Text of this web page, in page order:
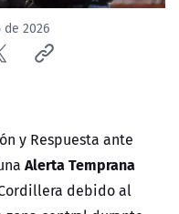
2026
y Respuesta ante
Alerta Temprana
debido al